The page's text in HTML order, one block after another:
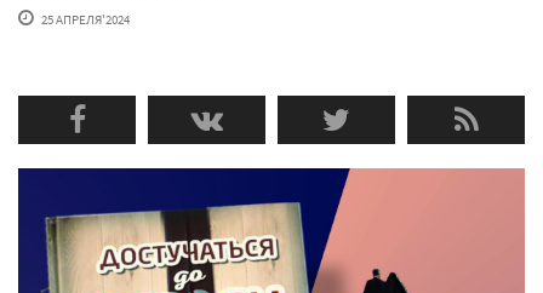
25 АПРЕЛЯ'2024